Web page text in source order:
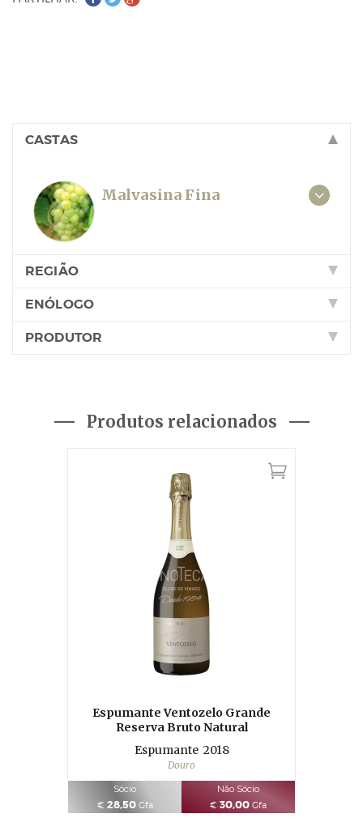
CASTAS
Malvasina Fina
REGIÃO
ENÓLOGO
PRODUTOR
Produtos relacionados
Espumante Ventozelo Grande
Reserva Bruto Natural
Espumante 2018
Douro
Sócio
€ 28,50 Gfa
Não Sócio
€ 30,00 Gfa